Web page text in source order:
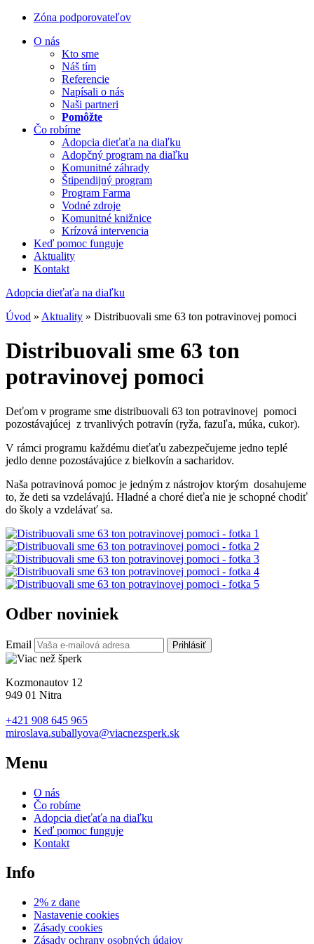
Zóna podporovateľov
O nás
Kto sme
Náš tím
Referencie
Napísali o nás
Naši partneri
Pomôžte
Čo robíme
Adopcia dieťaťa na diaľku
Adopčný program na diaľku
Komunitné záhrady
Štipendijný program
Program Farma
Vodné zdroje
Komunitné knižnice
Krízová intervencia
Keď pomoc funguje
Aktuality
Kontakt
Adopcia dieťaťa na diaľku
Úvod » Aktuality » Distribuovali sme 63 ton potravinovej pomoci
Distribuovali sme 63 ton
potravinovej pomoci
Deťom v programe sme distribuovali 63 ton potravinovej pomoci
pozostávajúcej z trvanlivých potravín (ryža, fazuľa, múka, cukor).
V rámci programu každému dieťaťu zabezpečujeme jedno teplé
jedlo denne pozostávajúce z bielkovín a sacharidov.
Naša potravinová pomoc je jedným z nástrojov ktorým dosahujeme
to, že deti sa vzdelávajú. Hladné a choré dieťa nie je schopné chodiť
do školy a vzdelávať sa.
Odber noviniek
Email Prihlásiť
Kozmonautov 12
949 01 Nitra
+421 908 645 965
miroslava.suballyova@viacnezsperk.sk
Menu
O nás
Čo robíme
Adopcia dieťaťa na diaľku
Keď pomoc funguje
Kontakt
Info
2% z dane
Nastavenie cookies
Zásady cookies
Zásady ochrany osobných údajov